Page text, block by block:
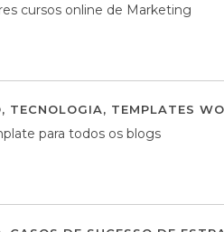
cursos online de Marketing
, TECNOLOGIA, TEMPLATES
para todos os blogs